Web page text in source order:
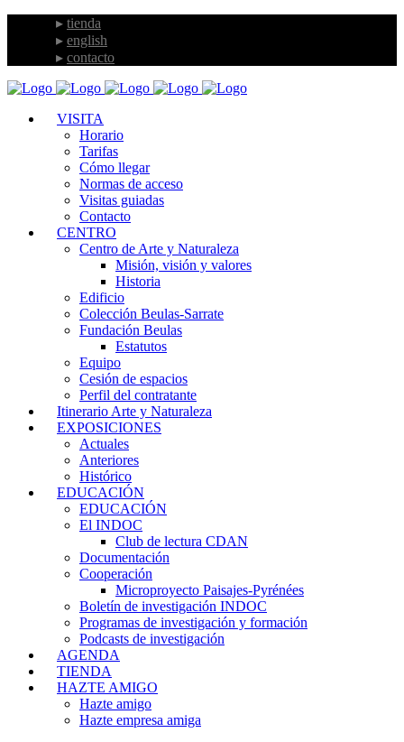
tienda
english
contacto
VISITA
Horario
Tarifas
Cómo llegar
Normas de acceso
Visitas guiadas
Contacto
CENTRO
Centro de Arte y Naturaleza
Misión, visión y valores
Historia
Edificio
Colección Beulas-Sarrate
Fundación Beulas
Estatutos
Equipo
Cesión de espacios
Perfil del contratante
Itinerario Arte y Naturaleza
EXPOSICIONES
Actuales
Anteriores
Histórico
EDUCACIÓN
EDUCACIÓN
El INDOC
Club de lectura CDAN
Documentación
Cooperación
Microproyecto Paisajes-Pyrénées
Boletín de investigación INDOC
Programas de investigación y formación
Podcasts de investigación
AGENDA
TIENDA
HAZTE AMIGO
Hazte amigo
Hazte empresa amiga